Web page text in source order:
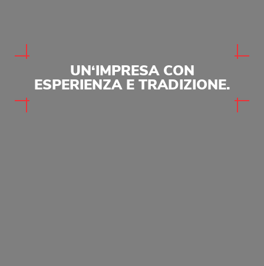
UN‘IMPRESA CON
ESPERIENZA E TRADIZIONE.